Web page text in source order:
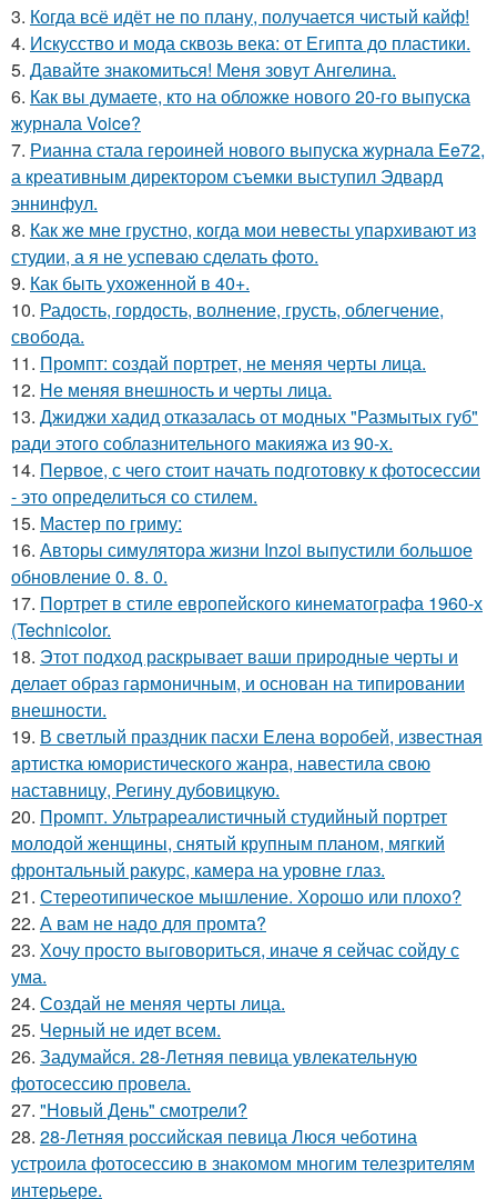
3. Когда всё идёт не по плану, получается чистый кайф!
4. Искусство и мода сквозь века: от Египта до пластики.
5. Давайте знакомиться! Меня зовут Ангелина.
6. Как вы думаете, кто на обложке нового 20-го выпуска
журнала Voice?
7. Рианна стала героиней нового выпуска журнала Ee72,
а креативным директором съемки выступил Эдвард
эннинфул.
8. Как же мне грустно, когда мои невесты упархивают из
студии, а я не успеваю сделать фото.
9. Как быть ухоженной в 40+.
10. Радость, гордость, волнение, грусть, облегчение,
свобода.
11. Промпт: создай портрет, не меняя черты лица.
12. Не меняя внешность и черты лица.
13. Джиджи хадид отказалась от модных "Размытых губ"
ради этого соблазнительного макияжа из 90-х.
14. Первое, с чего стоит начать подготовку к фотосессии
- это определиться со стилем.
15. Мастер по гриму:
16. Авторы симулятора жизни Inzoi выпустили большое
обновление 0. 8. 0.
17. Портрет в стиле европейского кинематографа 1960-х
(Technicolor.
18. Этот подход раскрывает ваши природные черты и
делает образ гармоничным, и основан на типировании
внешности.
19. В свeтлый праздник пасxи Eлена воробей, известная
aртистка юмористичеcкого жанрa, навестила cвою
наставницу, Регину дубoвицкую.
20. Промпт. Ультрареалистичный студийный портрет
молодой женщины, снятый крупным планом, мягкий
фронтальный ракурс, камера на уровне глаз.
21. Стереотипическое мышление. Хорошо или плохо?
22. А вам не надо для промта?
23. Хочу просто выговориться, иначе я сейчас сойду с
ума.
24. Создай не меняя черты лица.
25. Черный не идет всем.
26. Задумайся. 28-Летняя певица увлекательную
фотосессию провела.
27. "Новый День" смотрели?
28. 28-Летняя российская певица Люся чеботина
устроила фотосессию в знакомом многим телезрителям
интерьере.